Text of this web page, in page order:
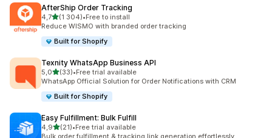
AfterShip Order Tracking
4,7na 5 gwiazdek
(1 304)
Łączna liczba recenzji: 1304
•Free to install
Reduce WISMO with branded order tracking
Built for Shopify
Texnity WhatsApp Business API
5,0na 5 gwiazdek
(33)
Łączna liczba recenzji: 33
•Free trial available
WhatsApp Official Solution for Order Notifications with CRM
Built for Shopify
Easy Fulfillment: Bulk Fulfill
4,9na 5 gwiazdek
(21)
Łączna liczba recenzji: 21
•Free trial available
Bulk order fulfillment & tracking link generation effortlessly